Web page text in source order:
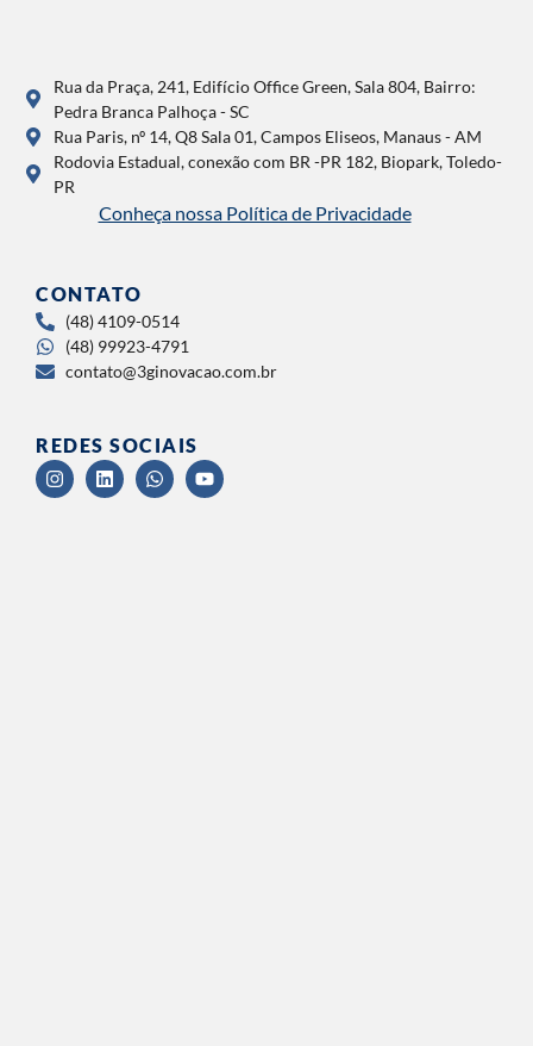
Rua da Praça, 241, Edifício Office Green, Sala 804, Bairro:
Pedra Branca Palhoça - SC
Rua Paris, nº 14, Q8 Sala 01, Campos Eliseos, Manaus - AM
Rodovia Estadual, conexão com BR -PR 182, Biopark, Toledo-
PR
Conheça nossa Política de Privacidade
CONTATO
(48) 4109-0514
(48) 99923-4791
contato@3ginovacao.com.br
REDES SOCIAIS